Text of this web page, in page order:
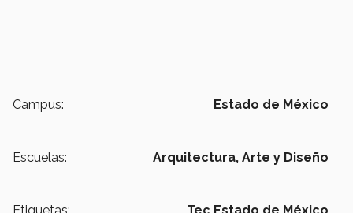
Campus: Estado de México
Escuelas: Arquitectura, Arte y Diseño